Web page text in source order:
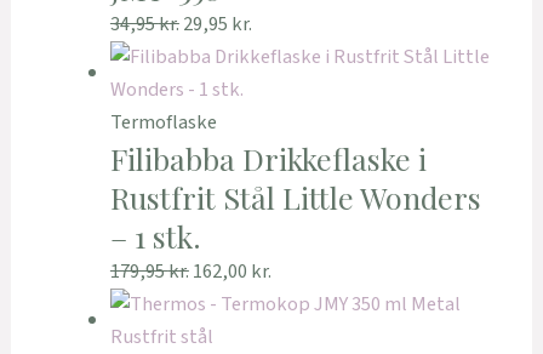
34,95kr.29,95 kr.
Termoflaske
Filibabba Drikkeflaske i
Rustfrit Stål Little Wonders
– 1 stk.
179,95kr.162,00 kr.